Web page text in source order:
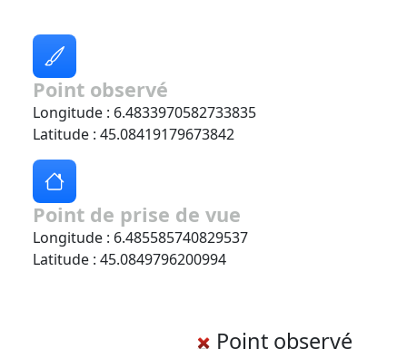
Point observé
Longitude : 6.4833970582733835
Latitude : 45.08419179673842
Point de prise de vue
Longitude : 6.485585740829537
Latitude : 45.0849796200994
Point observé